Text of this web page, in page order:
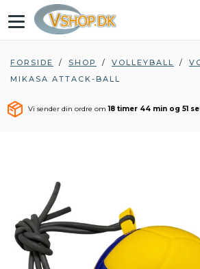
T
g
l
e
a
v
FORSIDE / SHOP / VOLLEYBALL /
MIKASA ATTACK-BALL
Vi sender din ordre om18 timer 44 min og 50